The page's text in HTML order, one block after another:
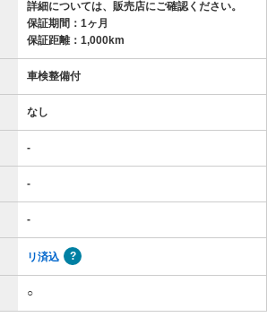
詳細については、販売店にご確認ください。
保証期間：1ヶ月
保証距離：1,000km
車検整備付
なし
-
-
-
リ済込
○